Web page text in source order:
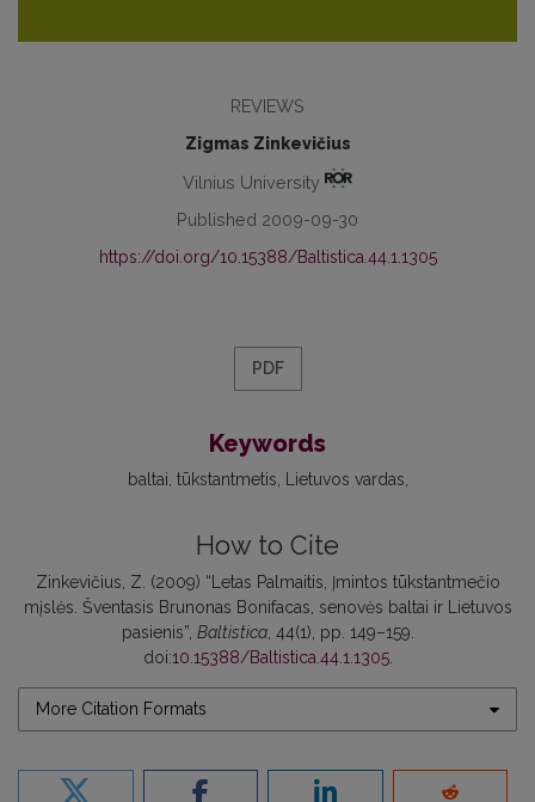
REVIEWS
Zigmas Zinkevičius
Vilnius University
Published 2009-09-30
https://doi.org/10.15388/Baltistica.44.1.1305
PDF
Keywords
baltai tūkstantmetis Lietuvos vardas
How to Cite
Zinkevičius, Z. (2009) “Letas Palmaitis, Įmintos tūkstantmečio
mįslės. Šventasis Brunonas Bonifacas, senovės baltai ir Lietuvos
pasienis”, Baltistica, 44(1), pp. 149–159.
doi:10.15388/Baltistica.44.1.1305.
More Citation Formats